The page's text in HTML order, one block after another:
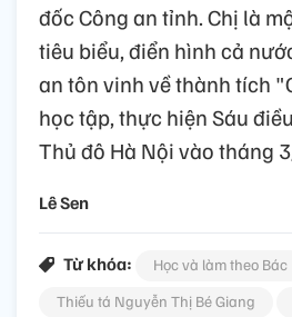
đốc Công an tỉnh. Chị là
tiêu biểu, điển hình cả
an tôn vinh về thành tích
học tập, thực hiện Sáu
Thủ đô Hà Nội vào tháng
Lê Sen
Từ khóa:
Học và làm theo Bác
Thiếu tá Nguyễn Thị Bé Giang